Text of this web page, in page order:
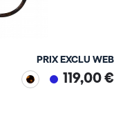
PRIX EXCLU WEB
119,00 €